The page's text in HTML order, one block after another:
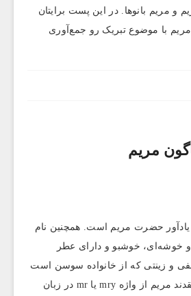
و مریم بانوها. در این پست برایتان
با موضوع تبریک رو جمع‌آوری
مریم
حضرت مریم است. همچنین نام
خوشبو و دارای عطر
و زینتی که از خانواده‌ سوسن است
و پیاز دارد. برخی معتقدند مریم از واژه mry یا mr در زبان